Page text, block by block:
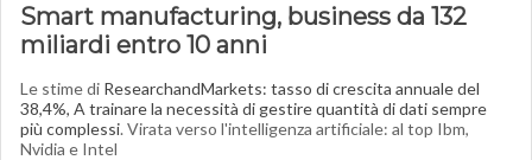
Smart manufacturing, business da 132
miliardi entro 10 anni
Le stime di ResearchandMarkets: tasso di crescita annuale del
38,4%, A trainare la necessità di gestire quantità di dati sempre
più complessi. Virata verso l'intelligenza artificiale: al top Ibm,
Nvidia e Intel